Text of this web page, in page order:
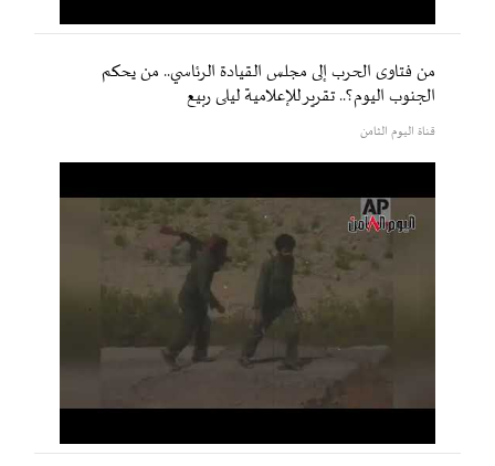
من فتاوى الحرب إلى مجلس القيادة الرئاسي.. من يحكم
الجنوب اليوم؟.. تقرير للإعلامية ليلى ربيع
قناة اليوم الثامن